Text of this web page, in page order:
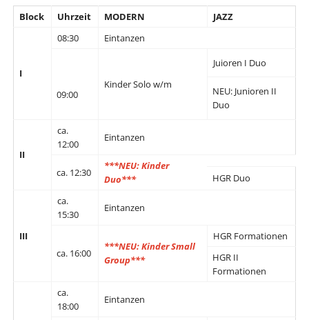
Block Uhrzeit MODERN JAZZ
I
08:30 Eintanzen
09:00
Kinder Solo w/m
Juioren I Duo
NEU: Junioren II
Duo
II
ca.
12:00
Eintanzen
ca. 12:30
***NEU:Kinder
Duo***
HGR Duo
III
ca.
15:30
Eintanzen
ca. 16:00
***NEU: Kinder Small
Group***
HGR Formationen
HGR II
Formationen
ca.
18:00
Eintanzen